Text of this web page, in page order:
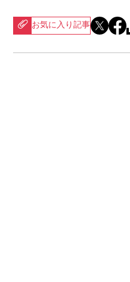
お気に入り記事